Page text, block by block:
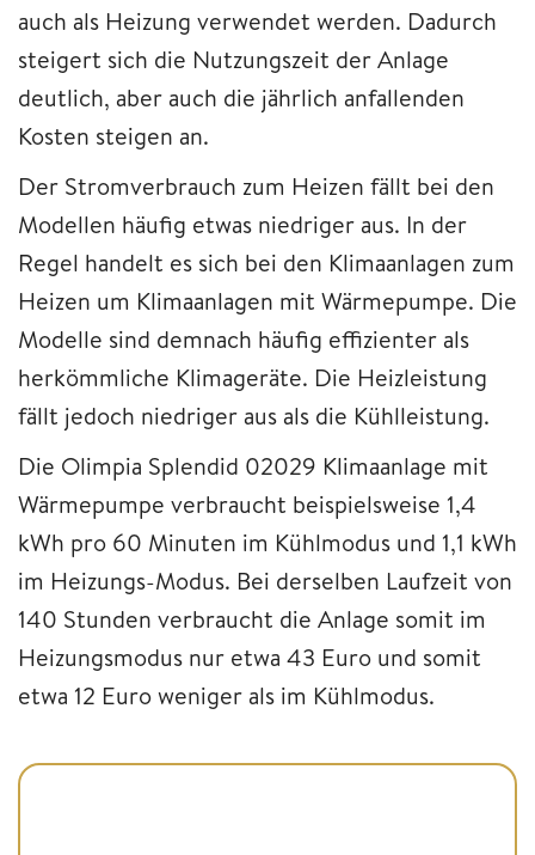
auch als Heizung verwendet werden. Dadurch
steigert sich die Nutzungszeit der Anlage
deutlich, aber auch die jährlich anfallenden
Kosten steigen an.
Der Stromverbrauch zum Heizen fällt bei den
Modellen häufig etwas niedriger aus. In der
Regel handelt es sich bei den Klimaanlagen zum
Heizen um Klimaanlagen mit Wärmepumpe. Die
Modelle sind demnach häufig effizienter als
herkömmliche Klimageräte. Die Heizleistung
fällt jedoch niedriger aus als die Kühlleistung.
Die Olimpia Splendid 02029 Klimaanlage mit
Wärmepumpe verbraucht beispielsweise 1,4
kWh pro 60 Minuten im Kühlmodus und 1,1 kWh
im Heizungs-Modus. Bei derselben Laufzeit von
140 Stunden verbraucht die Anlage somit im
Heizungsmodus nur etwa 43 Euro und somit
etwa 12 Euro weniger als im Kühlmodus.